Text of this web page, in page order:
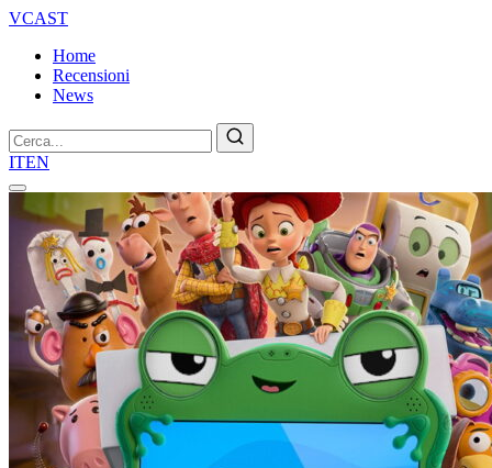
VCAST
Home
Recensioni
News
Cerca
ITEN